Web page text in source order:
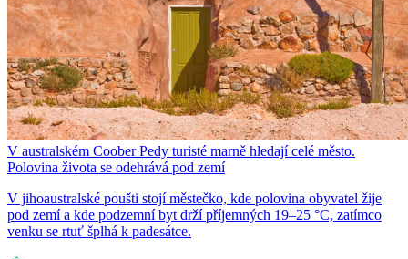
V australském Coober Pedy turisté marně hledají celé město.
Polovina života se odehrává pod zemí
V jihoaustralské poušti stojí městečko, kde polovina obyvatel žije
pod zemí a kde podzemní byt drží příjemných 19–25 °C, zatímco
venku se rtuť šplhá k padesátce.